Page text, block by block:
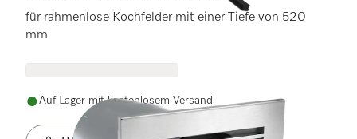
für rahmenlose Kochfelder mit einer Tiefe von 520
mm
Auf Lager mit kostenlosem Versand